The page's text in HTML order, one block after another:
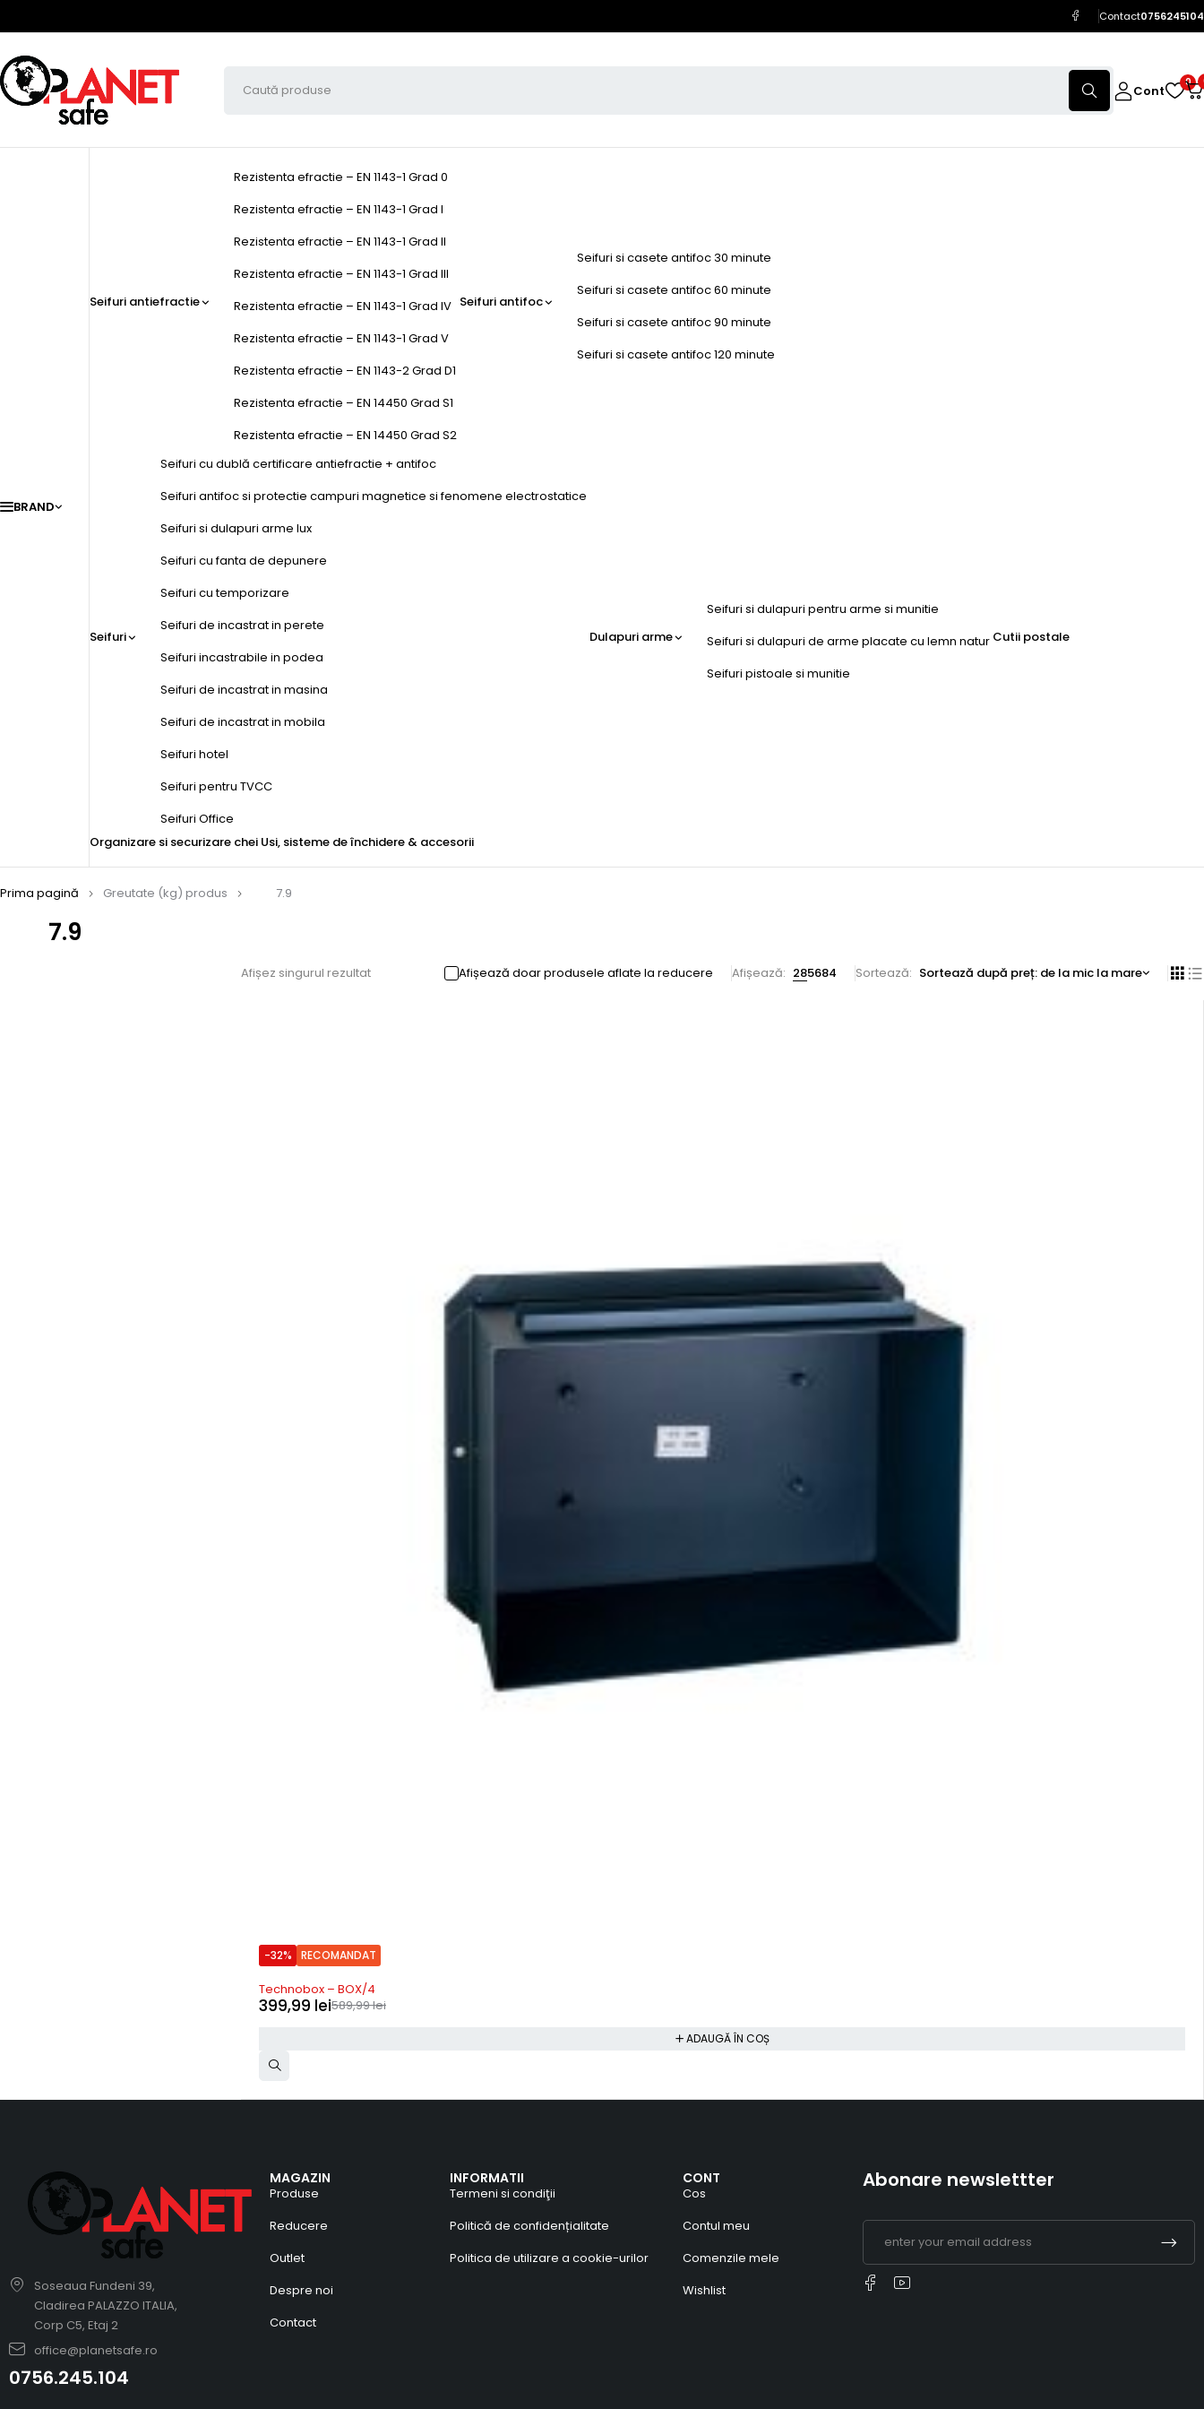
Contact0756245104
Cont
0
BRAND
Seifuri antiefractie
Rezistenta efractie – EN 1143-1 Grad 0
Rezistenta efractie – EN 1143-1 Grad I
Rezistenta efractie – EN 1143-1 Grad II
Rezistenta efractie – EN 1143-1 Grad III
Rezistenta efractie – EN 1143-1 Grad IV
Rezistenta efractie – EN 1143-1 Grad V
Rezistenta efractie – EN 1143-2 Grad D1
Rezistenta efractie – EN 14450 Grad S1
Rezistenta efractie – EN 14450 Grad S2
Seifuri antifoc
Seifuri si casete antifoc 30 minute
Seifuri si casete antifoc 60 minute
Seifuri si casete antifoc 90 minute
Seifuri si casete antifoc 120 minute
Seifuri
Seifuri cu dublă certificare antiefractie + antifoc
Seifuri antifoc si protectie campuri magnetice si fenomene electrostatice
Seifuri si dulapuri arme lux
Seifuri cu fanta de depunere
Seifuri cu temporizare
Seifuri de incastrat in perete
Seifuri incastrabile in podea
Seifuri de incastrat in masina
Seifuri de incastrat in mobila
Seifuri hotel
Seifuri pentru TVCC
Seifuri Office
Dulapuri arme
Seifuri si dulapuri pentru arme si munitie
Seifuri si dulapuri de arme placate cu lemn natur
Seifuri pistoale si munitie
Cutii postale
Organizare si securizare chei Usi, sisteme de închidere & accesorii
7.9
Prima pagină Greutate (kg) produs 7.9
Afișez singurul rezultat Afișează doar produsele aflate la reducere Afișează: 285684 Sortează Sortează după preț: de la mic la mare
-32% RECOMANDAT
Precomanda
Technobox – BOX/4
589,99lei
399,99 lei
ADAUGĂ ÎN COȘ
Soseaua Fundeni 39,
Cladirea PALAZZO ITALIA,
Corp C5, Etaj 2
office@planetsafe.ro
0756.245.104
MAGAZIN
Produse
Reducere
Outlet
Despre noi
Contact
INFORMATII
Termeni si condiţii
Politică de confidențialitate
Politica de utilizare a cookie-urilor
CONT
Cos
Contul meu
Comenzile mele
Wishlist
Abonare newslettter